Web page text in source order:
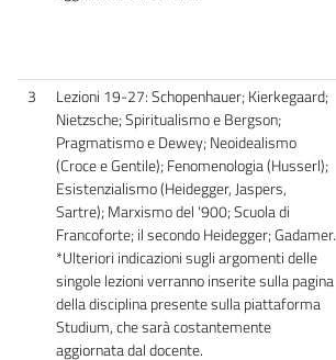
3
Lezioni 19-27: Schopenhauer; Kierkegaard;
Nietzsche; Spiritualismo e Bergson;
Pragmatismo e Dewey; Neoidealismo
(Croce e Gentile); Fenomenologia (Husserl);
Esistenzialismo (Heidegger, Jaspers,
Sartre); Marxismo del '900; Scuola di
Francoforte; il secondo Heidegger; Gadamer.
*Ulteriori indicazioni sugli argomenti delle
singole lezioni verranno inserite sulla pagina
della disciplina presente sulla piattaforma
Studium, che sarà costantemente
aggiornata dal docente.